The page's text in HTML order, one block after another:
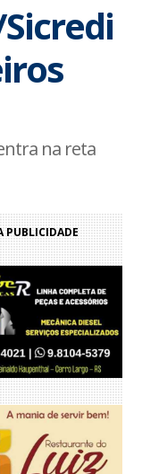
na reta
PUBLICIDADE